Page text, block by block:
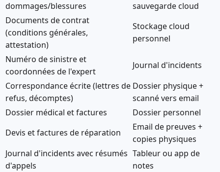
dommages/blessures
sauvegarde cloud
Documents de contrat
(conditions générales,
attestation)
Stockage cloud
personnel
Numéro de sinistre et
coordonnées de l'expert
Journal d'incidents
Correspondance écrite (lettres de
refus, décomptes)
Dossier physique +
scanné vers email
Dossier médical et factures
Dossier personnel
Devis et factures de réparation
Email de preuves +
copies physiques
Journal d'incidents avec résumés
d'appels
Tableur ou app de
notes